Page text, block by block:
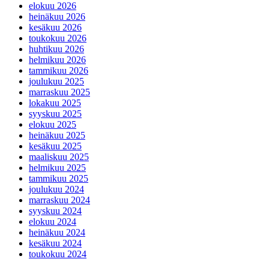
elokuu 2026
heinäkuu 2026
kesäkuu 2026
toukokuu 2026
huhtikuu 2026
helmikuu 2026
tammikuu 2026
joulukuu 2025
marraskuu 2025
lokakuu 2025
syyskuu 2025
elokuu 2025
heinäkuu 2025
kesäkuu 2025
maaliskuu 2025
helmikuu 2025
tammikuu 2025
joulukuu 2024
marraskuu 2024
syyskuu 2024
elokuu 2024
heinäkuu 2024
kesäkuu 2024
toukokuu 2024